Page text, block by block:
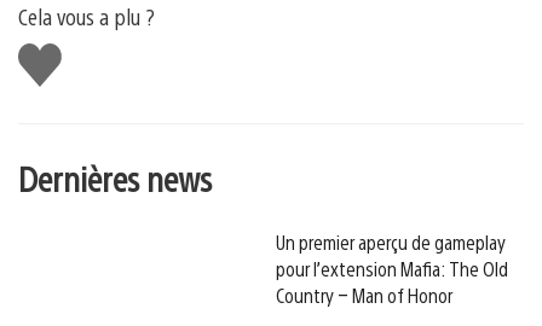
Cela vous a plu ?
J'aime
Dernières news
Un premier aperçu de gameplay
pour l’extension Mafia: The Old
Country – Man of Honor